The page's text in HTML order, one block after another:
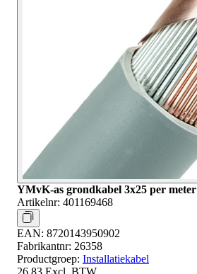
YMvK-as grondkabel 3x25 per meter
Artikelnr: 401169468
EAN: 8720143950902
Fabrikantnr: 26358
Productgroep: Installatiekabel
26,83 Excl. BTW